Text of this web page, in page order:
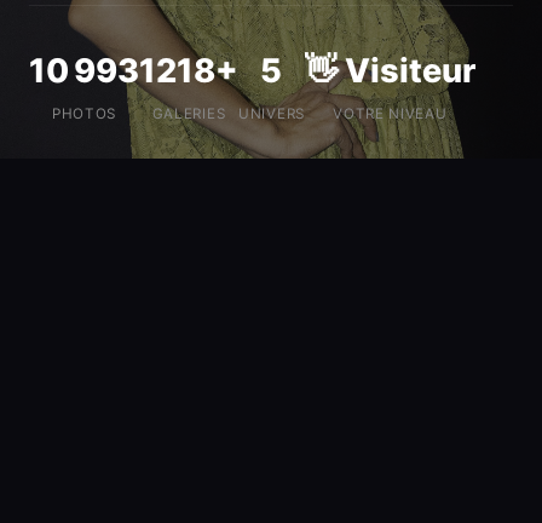
10 993
PHOTOS
1218+
GALERIES
5
UNIVERS
👋 Visiteur
VOTRE NIVEAU